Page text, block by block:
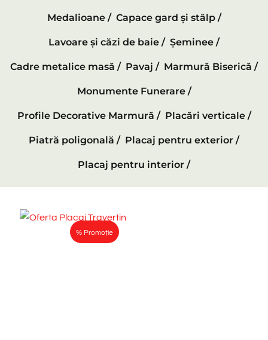
Medalioane / Capace gard și stâlp /
Lavoare și căzi de baie / Șeminee /
Cadre metalice masă / Pavaj / Marmură Biserică /
Monumente Funerare /
Profile Decorative Marmură / Placări verticale /
Piatră poligonală / Placaj pentru exterior /
Placaj pentru interior /
% Promoție